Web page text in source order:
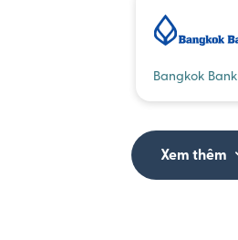
Bangkok Bank
Xem thêm